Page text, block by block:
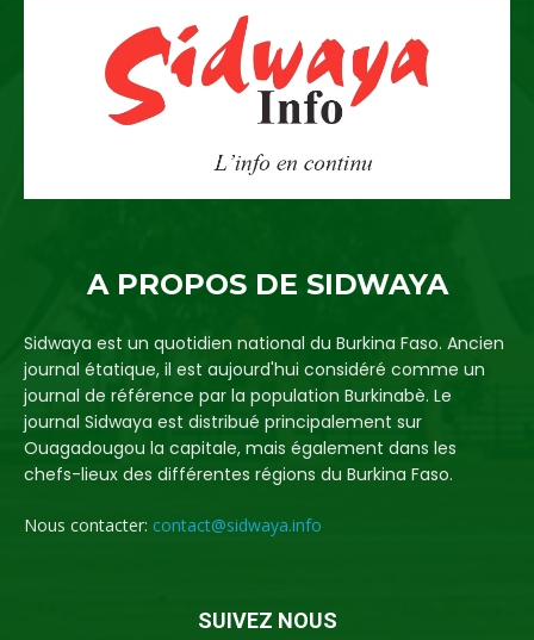
A PROPOS DE SIDWAYA
Sidwaya est un quotidien national du Burkina Faso. Ancien
journal étatique, il est aujourd'hui considéré comme un
journal de référence par la population Burkinabè. Le
journal Sidwaya est distribué principalement sur
Ouagadougou la capitale, mais également dans les
chefs-lieux des différentes régions du Burkina Faso.
Nous contacter: contact@sidwaya.info
SUIVEZ NOUS